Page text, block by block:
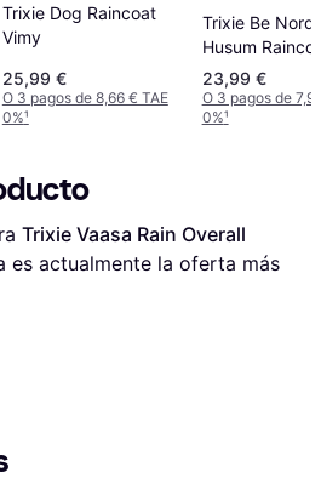
Trixie Dog Raincoat
Vimy
25,99 €
O 3 pagos de 8,66 € TAE
0%¹
Trixie Be
Husum
23,99 €
O 3 pagos de
0%¹
Trixie Vaasa Rain Overall
es actualmente la oferta más